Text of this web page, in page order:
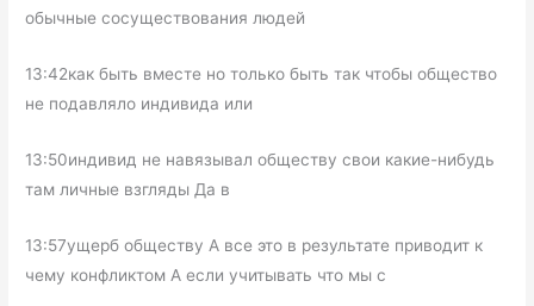
обычные сосуществования людей
13:42как быть вместе но только быть так чтобы общество
не подавляло индивида или
13:50индивид не навязывал обществу свои какие-нибудь
там личные взгляды Да в
13:57ущерб обществу А все это в результате приводит к
чему конфликтом А если учитывать что мы с